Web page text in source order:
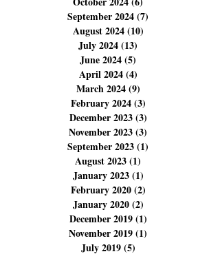
December 2024(11)
November 2024(18)
October 2024(6)
September 2024
August 2024 (10)
July 2024(13)13 posts
June 2024(5)5 posts
April 2024(4)4 posts
March 2024(9)9 posts
February 2024(3)3 posts
December 2023(3)
November 2023 (3)
September 2023 (1)
August 2023 (1)1 post
January 2023(1)1 post
February 2020 (2)2 posts
January 2020(2)